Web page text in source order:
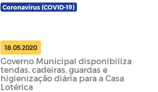
Coronavírus (COVID-19)
18.05.2020
Governo Municipal disponibiliza
tendas, cadeiras, guardas e
higienização diária para a Casa
Lotérica